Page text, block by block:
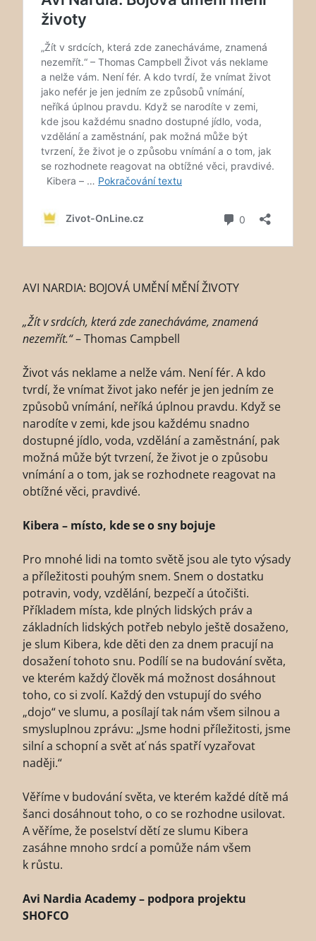
AVI NARDIA: BOJOVÁ UMĚNÍ MĚNÍ ŽIVOTY
„Žít v srdcích, která zde zanecháváme, znamená
nezemřít.“– Thomas Campbell
Život vás neklame a nelže vám. Není fér. A kdo
tvrdí, že vnímat život jako nefér je jen jedním ze
způsobů vnímání, neříká úplnou pravdu. Když se
narodíte v zemi, kde jsou každému snadno
dostupné jídlo, voda, vzdělání a zaměstnání, pak
možná může být tvrzení, že život je o způsobu
vnímání a o tom, jak se rozhodnete reagovat na
obtížné věci, pravdivé.
Kibera – místo, kde se o sny bojuje
Pro mnohé lidi na tomto světě jsou ale tyto výsady
a příležitosti pouhým snem. Snem o dostatku
potravin, vody, vzdělání, bezpečí a útočišti.
Příkladem místa, kde plných lidských práv a
základních lidských potřeb nebylo ještě dosaženo,
je slum Kibera, kde děti den za dnem pracují na
dosažení tohoto snu. Podílí se na budování světa,
ve kterém každý člověk má možnost dosáhnout
toho, co si zvolí. Každý den vstupují do svého
„dojo“ ve slumu, a posílají tak nám všem silnou a
smysluplnou zprávu: „Jsme hodni příležitosti, jsme
silní a schopní a svět ať nás spatří vyzařovat
naději.“
Věříme v budování světa, ve kterém každé dítě má
šanci dosáhnout toho, o co se rozhodne usilovat.
A věříme, že poselství dětí ze slumu Kibera
zasáhne mnoho srdcí a pomůže nám všem
k růstu.
Avi Nardia Academy – podpora projektu
SHOFCO